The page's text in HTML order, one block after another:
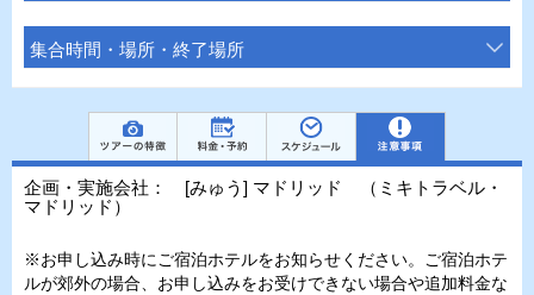
集合時間・場所・終了場所
企画・実施会社： [みゅう] マドリッド （ミキトラベル・
マドリッド）
※お申し込み時にご宿泊ホテルをお知らせください。ご宿泊ホテ
ルが郊外の場合、お申し込みをお受けできない場合や追加料金な